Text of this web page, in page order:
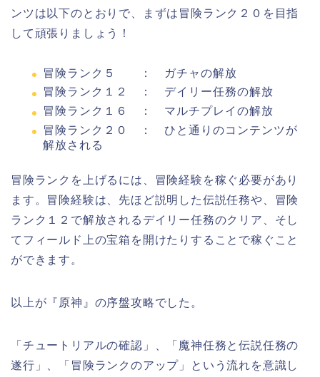
ンツは以下のとおりで、
まずは冒険ランク２０を目指
して頑張りましょう！
冒険ランク５ ： ガチャの解放
冒険ランク１２ ： デイリー任務の解放
冒険ランク１６ ： マルチプレイの解放
冒険ランク２０ ： ひと通りのコンテンツが
解放される
冒険ランクを上げるには、冒険経験を稼ぐ必要があり
ます。冒険経験は、先ほど説明した伝説任務や、冒険
ランク１２で解放されるデイリー任務のクリア、そし
てフィールド上の宝箱を開けたりすることで稼ぐこと
ができます。
以上が『原神』の序盤攻略でした。
「チュートリアルの確認」、「魔神任務と伝説任務の
遂行」、「冒険ランクのアップ」という流れを意識し